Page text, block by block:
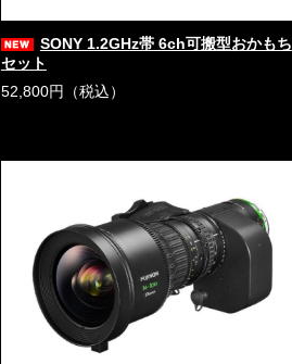
SONY 1.2GHz帯 6ch可搬型おかもち
セット
52,800円（税込）